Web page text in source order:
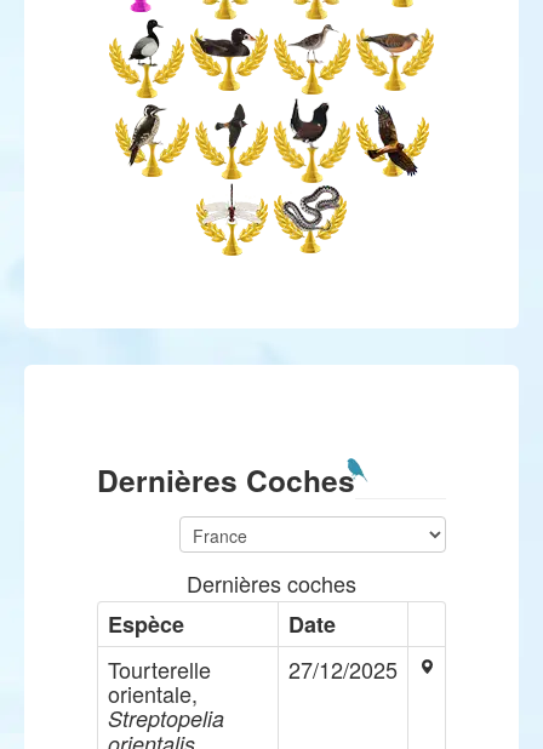
Dernières Coches
Dernières coches
Espèce
Date
Tourterelle
orientale,
Streptopelia
27/12/2025